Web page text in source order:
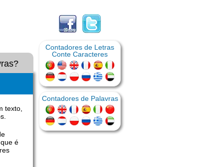
Contadores de Letras
Conte Caracteres
Contadores de Palavras
texto,
é